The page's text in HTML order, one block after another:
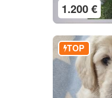
1.200 €
TOP